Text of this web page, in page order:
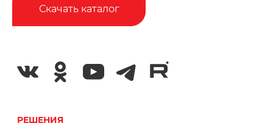
Скачать каталог
РЕШЕНИЯ